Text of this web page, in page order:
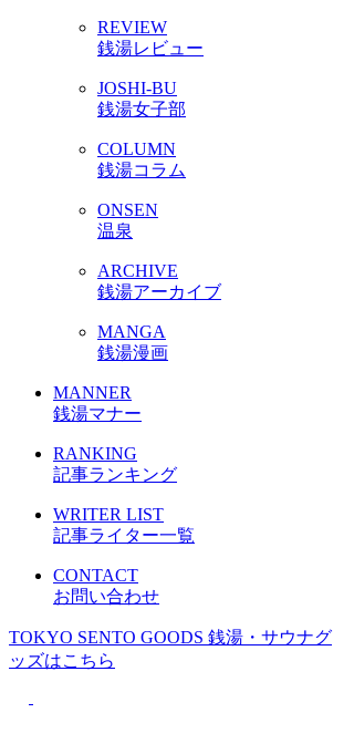
REVIEW
銭湯レビュー
JOSHI-BU
銭湯女子部
COLUMN
銭湯コラム
ONSEN
温泉
ARCHIVE
銭湯アーカイブ
MANGA
銭湯漫画
MANNER
銭湯マナー
RANKING
記事ランキング
WRITER LIST
記事ライター一覧
CONTACT
お問い合わせ
TOKYO SENTO GOODS 銭湯・サウナグ
ッズはこちら